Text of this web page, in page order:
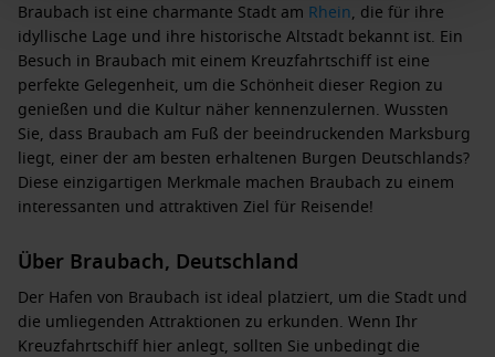
Braubach ist eine charmante Stadt am Rhein, die für ihre
idyllische Lage und ihre historische Altstadt bekannt ist. Ein
Besuch in Braubach mit einem Kreuzfahrtschiff ist eine
perfekte Gelegenheit, um die Schönheit dieser Region zu
genießen und die Kultur näher kennenzulernen. Wussten
Sie, dass Braubach am Fuß der beeindruckenden Marksburg
liegt, einer der am besten erhaltenen Burgen Deutschlands?
Diese einzigartigen Merkmale machen Braubach zu einem
interessanten und attraktiven Ziel für Reisende!
Über Braubach, Deutschland
Der Hafen von Braubach ist ideal platziert, um die Stadt und
die umliegenden Attraktionen zu erkunden. Wenn Ihr
Kreuzfahrtschiff hier anlegt, sollten Sie unbedingt die